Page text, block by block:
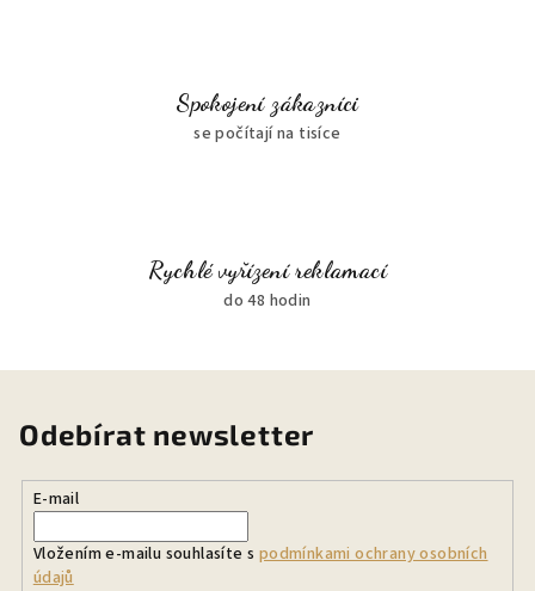
Spokojení zákazníci
se počítají na tisíce
Rychlé vyřízení reklamací
do 48 hodin
Odebírat newsletter
E-mail
Vložením e-mailu souhlasíte s podmínkami ochrany osobních
údajů